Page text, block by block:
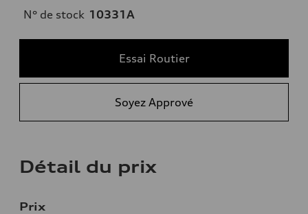
N° de stock 10331A
Essai Routier
Soyez Apprové
Détail du prix
Prix